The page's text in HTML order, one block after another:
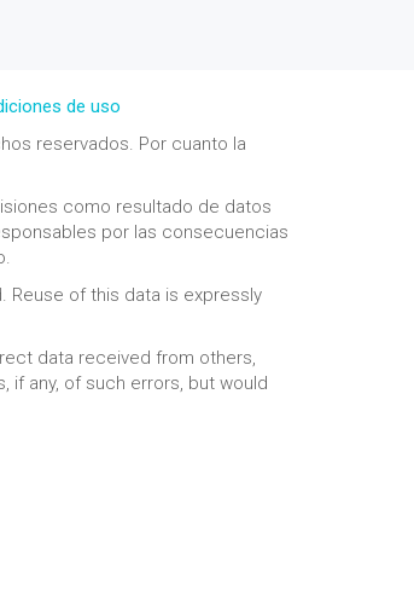
de uso
reservados. Por cuanto la
como resultado de datos
por las consecuencias
Reuse of this data is expressly
data received from others,
if any, of such errors, but would